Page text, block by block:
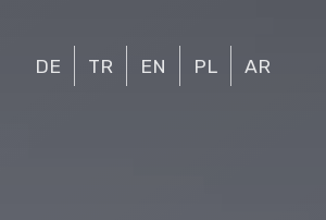
DE TR EN PL AR